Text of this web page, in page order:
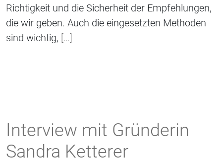
Richtigkeit und die Sicherheit der Empfehlungen,
die wir geben. Auch die eingesetzten Methoden
sind wichtig, […]
Interview mit Gründerin
Sandra Ketterer